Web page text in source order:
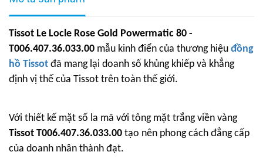
Tissot Le Locle Rose Gold Powermatic 80 -
T006.407.36.033.00 mẫu kinh điển của thương hiệu đồng
hồ Tissot đã mang lại doanh số khủng khiếp và khẳng
định vị thế của Tissot trên toàn thế giới.
Với thiết kế mặt số la mã với tông mặt trắng viền vàng
Tissot T006.407.36.033.00 tạo nên phong cách đẳng cấp
của doanh nhân thành đạt.